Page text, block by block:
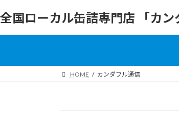
ン
へ
ビ
ョ
全国ローカル缶詰専門店 「カン
HOME カンダフル通信